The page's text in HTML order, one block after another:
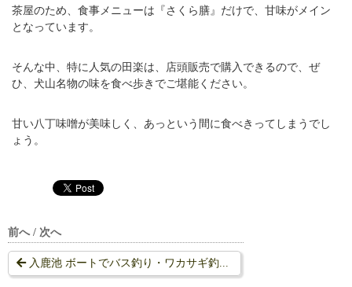
茶屋のため、食事メニューは『さくら膳』だけで、甘味がメイン
となっています。
そんな中、特に人気の田楽は、店頭販売で購入できるので、ぜ
ひ、犬山名物の味を食べ歩きでご堪能ください。
甘い八丁味噌が美味しく、あっという間に食べきってしまうでし
ょう。
前へ / 次へ
入鹿池 ボートでバス釣り・ワカサギ釣...